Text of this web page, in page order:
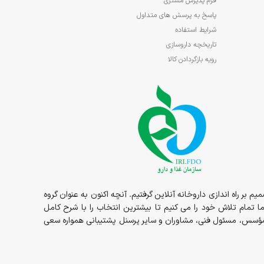
پاسخ به پرسش های متداول
شرایط استفاده
تاریخچه داروسازی
رویه بازگردادن کالا
قالب داروخانه حضوری مسئولیت ما شروع و در سال 1398 داروخانه به صورت شبانه روزی در خدمت شما عزیزان بوده و در سال 1400 تصمیم بر راه اندازی داروخانه آنلاین گرفتیم. آنچه اکنون به عنوان گروه
تمام تلاش خود را می کنیم تا بیشترین انتخاب را با شرح کامل
مسئول فنی، مشاوران و سایر پرسنل پشتیبانی همواره سعی